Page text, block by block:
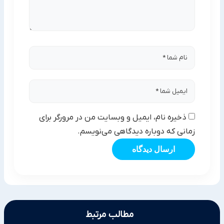
ذخیره نام، ایمیل و وبسایت من در مرورگر برای
زمانی که دوباره دیدگاهی می‌نویسم.
ارسال دیدگاه
مطالب مرتبط